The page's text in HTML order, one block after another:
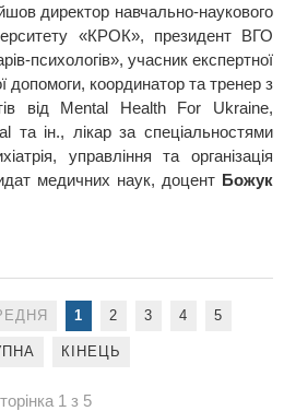
директор навчально-наукового
«КРОК», президент ВГО
психологів», учасник експертної
допомоги, координатор та тренер з
від Mental Health For Ukraine,
та ін., лікар за спеціальностями
управління та організація
медичних наук, доцент Божук
1 2 3 4 5
КІНЕЦЬ
1 з 5